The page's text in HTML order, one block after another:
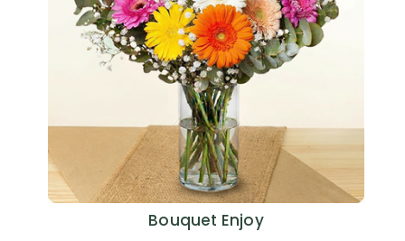
Bouquet Enjoy